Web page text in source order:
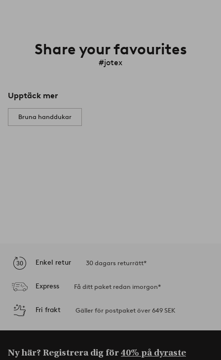
Share your favourites
#jotex
Upptäck mer
Bruna handdukar
Enkel retur 30 dagars returrätt*
Express Få ditt paket redan imorgon*
Fri frakt Gäller för postpaket över 649 SEK
Ny här? Registrera dig för40% på dyraste